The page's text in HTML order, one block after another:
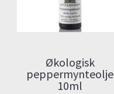
Økologisk
peppermynteolje
10ml